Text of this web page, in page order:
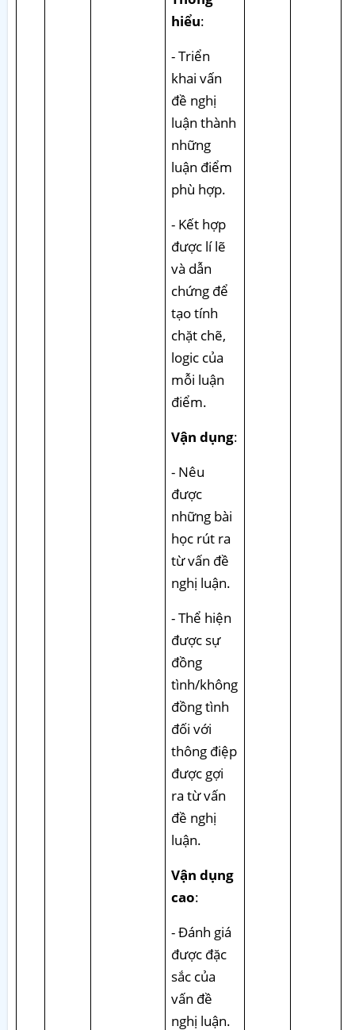
hiểu:
- Triển
khai vấn
đề nghị
luận thành
những
luận điểm
phù hợp.
- Kết hợp
được lí lẽ
và dẫn
chứng để
tạo tính
chặt chẽ,
logic của
mỗi luận
điểm.
Vận dụng:
- Nêu
được
những bài
học rút ra
từ vấn đề
nghị luận.
- Thể hiện
được sự
đồng
tình/không
đồng tình
đối với
thông điệp
được gợi
ra từ vấn
đề nghị
luận.
Vận dụng
cao:
- Đánh giá
được đặc
sắc của
vấn đề
nghị luận.